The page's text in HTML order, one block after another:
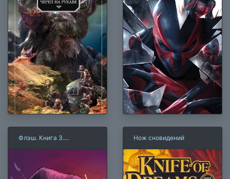
Флэш. Книга 3.
Нож сновидений